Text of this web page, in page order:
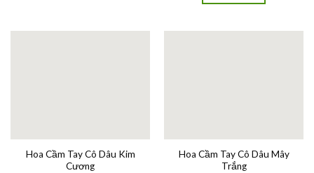
Hoa Cầm Tay Cô Dâu Kim
Cương
Hoa Cầm Tay Cô Dâu Mây
Trắng